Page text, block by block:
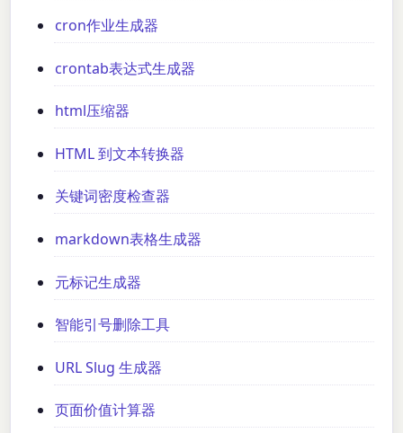
cron作业生成器
crontab表达式生成器
html压缩器
HTML 到文本转换器
关键词密度检查器
markdown表格生成器
元标记生成器
智能引号删除工具
URL Slug 生成器
页面价值计算器